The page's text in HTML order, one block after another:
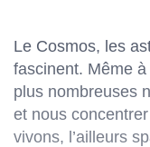
Le Cosmos, les
fascinent. Même à
plus nombreuses
et nous
vivons, l’ailleurs